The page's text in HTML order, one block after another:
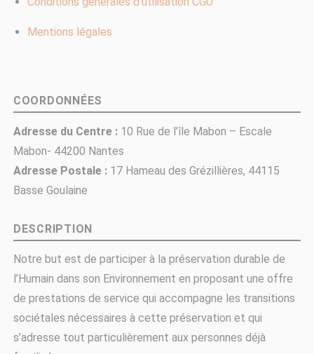
Mentions légales
COORDONNÉES
Adresse du Centre : 10 Rue de l’île Mabon – Escale
Mabon- 44200 Nantes
Adresse Postale : 17 Hameau des Grézillières, 44115
Basse Goulaine
DESCRIPTION
Notre but est de participer à la préservation durable de
l’Humain dans son Environnement en proposant une offre
de prestations de service qui accompagne les transitions
sociétales nécessaires à cette préservation et qui
s’adresse tout particulièrement aux personnes déjà